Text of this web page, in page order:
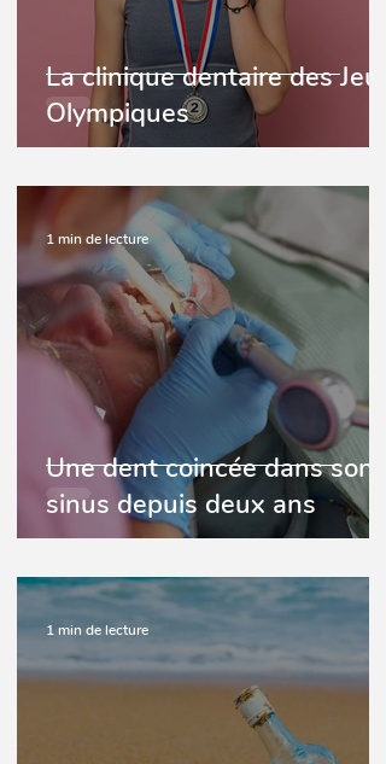
La clinique dentaire des Jeux
Olympiques
Une dent coincée dans son
sinus depuis deux ans
1 min de lecture
1 min de lecture